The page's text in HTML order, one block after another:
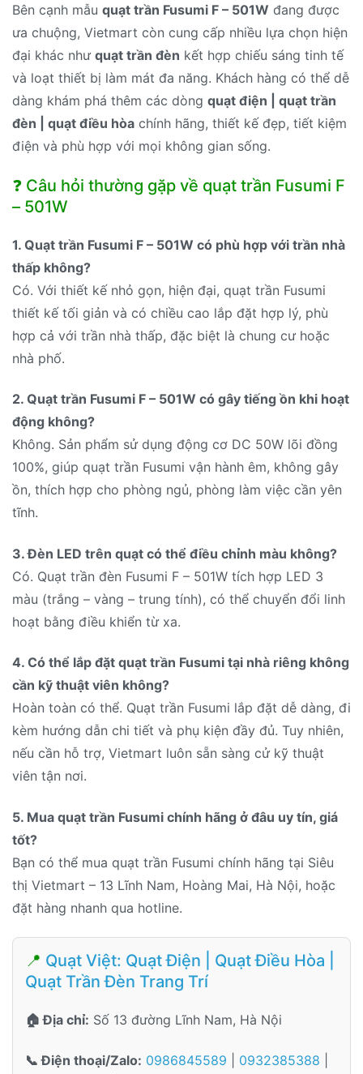
Bên cạnh mẫu quạt trần Fusumi F – 501W đang được
ưa chuộng, Vietmart còn cung cấp nhiều lựa chọn hiện
đại khác như quạt trần đèn kết hợp chiếu sáng tinh tế
và loạt thiết bị làm mát đa năng. Khách hàng có thể dễ
dàng khám phá thêm các dòng quạt điện | quạt trần
đèn | quạt điều hòa chính hãng, thiết kế đẹp, tiết kiệm
điện và phù hợp với mọi không gian sống.
❓ Câu hỏi thường gặp về quạt trần Fusumi F
– 501W
1. Quạt trần Fusumi F – 501W có phù hợp với trần nhà
thấp không?
Có. Với thiết kế nhỏ gọn, hiện đại, quạt trần Fusumi
thiết kế tối giản và có chiều cao lắp đặt hợp lý, phù
hợp cả với trần nhà thấp, đặc biệt là chung cư hoặc
nhà phố.
2. Quạt trần Fusumi F – 501W có gây tiếng ồn khi hoạt
động không?
Không. Sản phẩm sử dụng động cơ DC 50W lõi đồng
100%, giúp quạt trần Fusumi vận hành êm, không gây
ồn, thích hợp cho phòng ngủ, phòng làm việc cần yên
tĩnh.
3. Đèn LED trên quạt có thể điều chỉnh màu không?
Có. Quạt trần đèn Fusumi F – 501W tích hợp LED 3
màu (trắng – vàng – trung tính), có thể chuyển đổi linh
hoạt bằng điều khiển từ xa.
4. Có thể lắp đặt quạt trần Fusumi tại nhà riêng không
cần kỹ thuật viên không?
Hoàn toàn có thể. Quạt trần Fusumi lắp đặt dễ dàng, đi
kèm hướng dẫn chi tiết và phụ kiện đầy đủ. Tuy nhiên,
nếu cần hỗ trợ, Vietmart luôn sẵn sàng cử kỹ thuật
viên tận nơi.
5. Mua quạt trần Fusumi chính hãng ở đâu uy tín, giá
tốt?
Bạn có thể mua quạt trần Fusumi chính hãng tại Siêu
thị Vietmart – 13 Lĩnh Nam, Hoàng Mai, Hà Nội, hoặc
đặt hàng nhanh qua hotline.
📍 Quạt Việt: Quạt Điện | Quạt Điều Hòa |
Quạt Trần Đèn Trang Trí
🏠 Địa chỉ: Số 13 đường Lĩnh Nam, Hà Nội
📞 Điện thoại/Zalo: 0986845589 0932385388